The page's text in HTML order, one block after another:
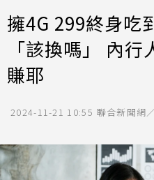
擁4G 299終身吃
「該換嗎」 內
賺耶
2024-11-21 10:55 聯合新聞網